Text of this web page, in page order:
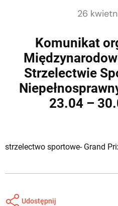
26
Komunikat
Strzelectwie
23.04 –
strzelectwo sportowe- Grand
Udostępnij